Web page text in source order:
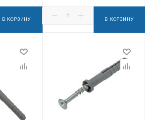
В КОРЗИНУ В КОРЗИНУ